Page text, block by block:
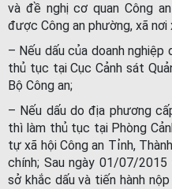
và đề nghị cơ quan Công
được Công an phường, xã nơi
– Nếu dấu của doanh
thủ tục tại Cục Cảnh sát
Bộ Công an;
– Nếu dấu do địa phương
thì làm thủ tục tại Phòng
tự xã hội Công an Tỉnh,
chính; Sau ngày 01/07/
sở khắc dấu và tiến hành